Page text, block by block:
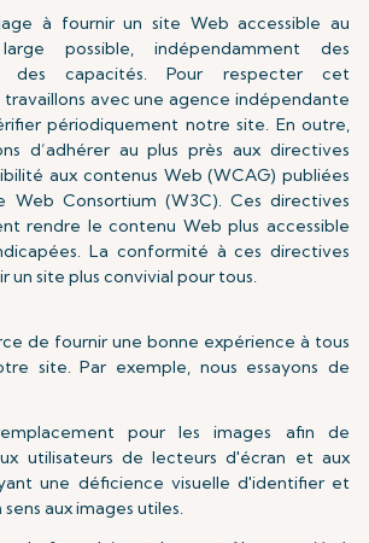
à fournir un site Web accessible au
possible, indépendamment des
des capacités. Pour respecter cet
avec une agence indépendante
périodiquement notre site. En outre,
d’adhérer au plus près aux directives
aux contenus Web (WCAG) publiées
Web Consortium (W3C). Ces directives
rendre le contenu Web plus accessible
La conformité à ces directives
un site plus convivial pour tous.
de fournir une bonne expérience à tous
site. Par exemple, nous essayons de
pour les images afin de
utilisateurs de lecteurs d'écran et aux
une déficience visuelle d'identifier et
aux images utiles.